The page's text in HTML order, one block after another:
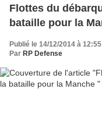
Flottes du
bataille pour la
Publié le 14/12/2014 à 12:55
Par RP Defense